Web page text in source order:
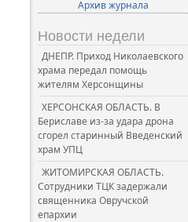
Архив журнала
Новости недели
ДНЕПР. Приход Николаевского
храма передал помощь
жителям Херсонщины
ХЕРСОНСКАЯ ОБЛАСТЬ. В
Бериславе из-за удара дрона
сгорел старинный Введенский
храм УПЦ
ЖИТОМИРСКАЯ ОБЛАСТЬ.
Сотрудники ТЦК задержали
священника Овручской
епархии